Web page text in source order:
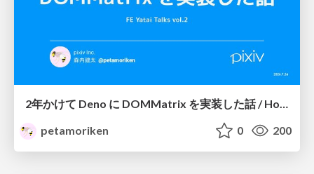
petamoriken
0 200